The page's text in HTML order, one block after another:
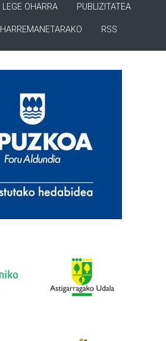
LEGE OHARRA PUBLIZITATEA
HARREMANETARAKO RSS